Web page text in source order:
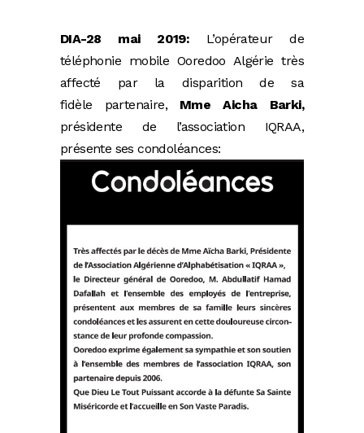
DIA-28 mai 2019: L’opérateur de
téléphonie mobile Ooredoo Algérie très
affecté par la disparition de sa
fidèle partenaire, Mme Aicha Barki,
présidente de l’association IQRAA,
présente ses condoléances: